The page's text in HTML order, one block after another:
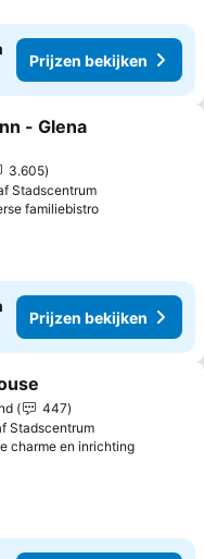
Prijzen bekijken
aan favorieten
- Glena
3.605
Stadscentrum
familiebistro
Prijzen bekijken
aan favorieten
447
Stadscentrum
charme en inrichting